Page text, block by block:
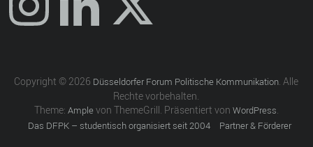
Copyright © 2026 Düsseldorfer Forum Politische Kommunikation . Alle
Rechte vorbehalten.
Theme: Amplevon ThemeGrill. Präsentiert von WordPress
Das DFPK – studentisch organisiert seit 2004 Partner & Förderer